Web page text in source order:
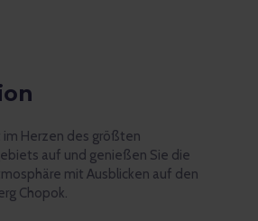
im Herzen des größten
auf und genießen Sie die
mit Ausblicken auf den
Chopok.